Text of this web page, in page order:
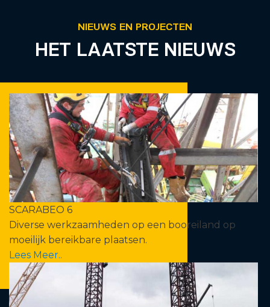
NIEUWS EN PROJECTEN
HET LAATSTE NIEUWS
SCARABEO 6
Diverse werkzaamheden op een booreiland op
moeilijk bereikbare plaatsen.
Lees Meer..